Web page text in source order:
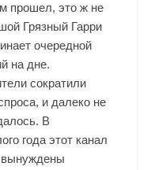
прошел, это ж не
Грязный Гарри
очередной
на дне.
сократили
и далеко не
В
года этот канал
вынуждены